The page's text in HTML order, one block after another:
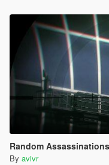
Random
By avivr